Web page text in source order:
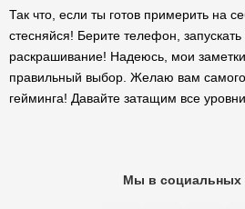
Так что, если ты готов примерить на
стесняйся! Берите телефон, запускать
раскрашивание! Надеюсь, мои
правильный выбор. Желаю вам самого
гейминга! Давайте затащим все
Мы в социальных